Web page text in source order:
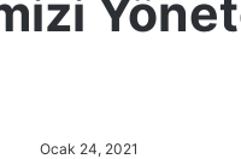
Ocak 24, 2021